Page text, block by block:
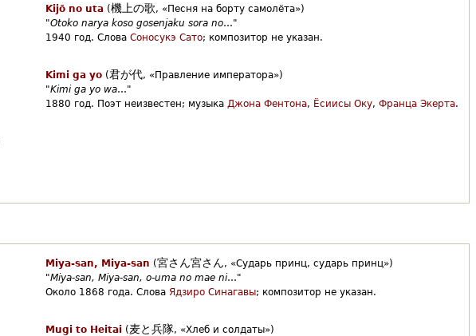
Kijō no uta (機上の歌, «Песня на борту самолёта»)
"Otoko narya koso gosenjaku sora no…"
1940 год. Слова Соносукэ Сато; композитор не указан.
Kimi ga yo (君が代, «Правление императора»)
"Kimi ga yo wa…"
1880 год. Поэт неизвестен; музыка Джона Фентона, Ёсиисы Оку, Франца Экерта.
Miya-san, Miya-san (宮さん宮さん, «Сударь принц, сударь принц»)
"Miya-san, Miya-san, o-uma no mae ni…"
Около 1868 года. Слова Ядзиро Синагавы; композитор не указан.
Mugi to Heitai ( 麦と兵隊, «Хлеб и солдаты»)